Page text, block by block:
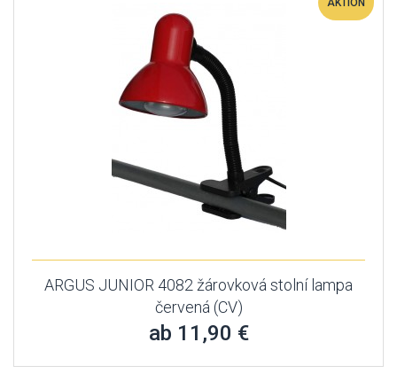
AKTION
ARGUS JUNIOR 4082 žárovková stolní lampa
červená (CV)
ab 11,90 €